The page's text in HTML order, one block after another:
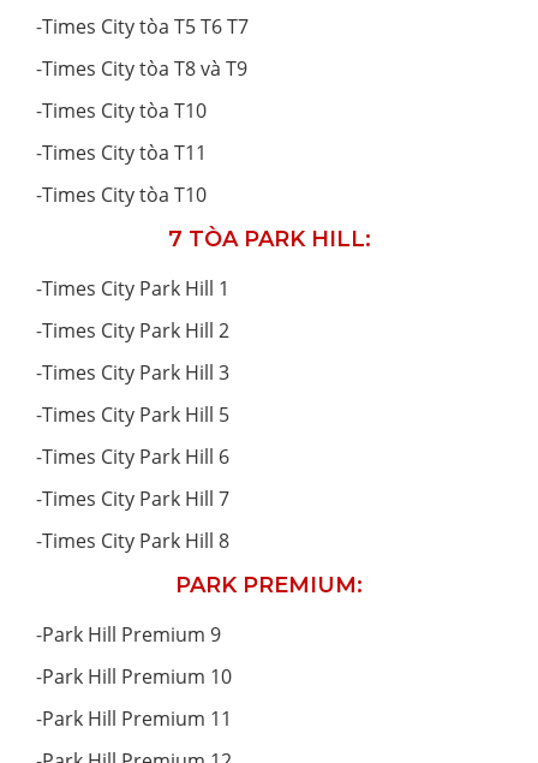
-Times City tòa T5 T6 T7
-Times City tòa T8 và T9
-Times City tòa T10
-Times City tòa T11
-Times City tòa T10
7 TÒA PARK HILL:
-Times City Park Hill 1
-Times City Park Hill 2
-Times City Park Hill 3
-Times City Park Hill 5
-Times City Park Hill 6
-Times City Park Hill 7
-Times City Park Hill 8
PARK PREMIUM:
-Park Hill Premium 9
-Park Hill Premium 10
-Park Hill Premium 11